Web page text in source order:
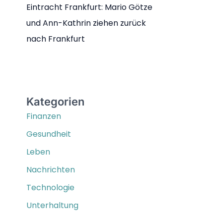
Eintracht Frankfurt: Mario Götze
und Ann-Kathrin ziehen zurück
nach Frankfurt
Kategorien
Finanzen
Gesundheit
Leben
Nachrichten
Technologie
Unterhaltung